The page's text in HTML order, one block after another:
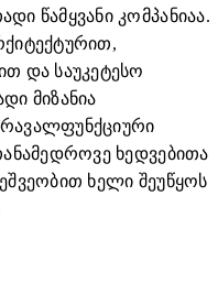
წამყვანი კომპანიაა.
და საუკეტესო
მიზანია
ხედვებითა
ხელი შეუწყოს